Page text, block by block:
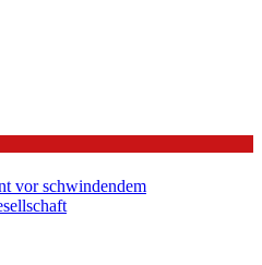
vor schwindendem